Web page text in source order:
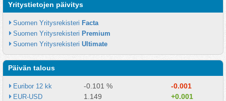
Yritystietojen päivitys
Suomen Yritysrekisteri Facta
Suomen Yritysrekisteri Premium
Suomen Yritysrekisteri Ultimate
Päivän talous
Euribor 12 kk -0.101 % -0.001
EUR-USD 1.149 +0.001